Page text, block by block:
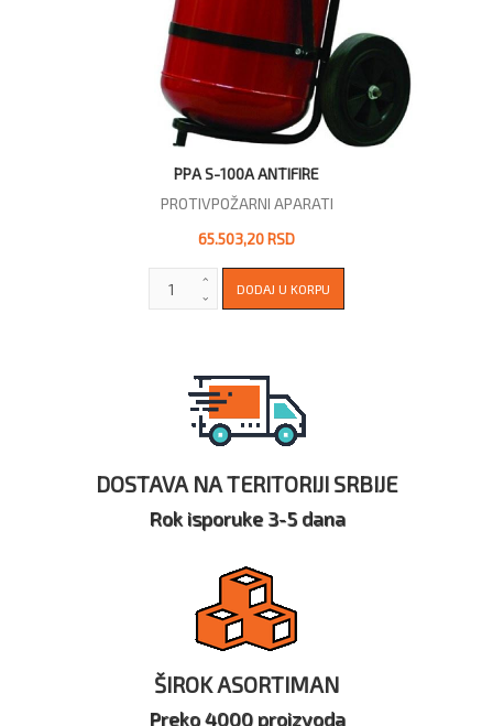
PPA S-100A ANTIFIRE
PROTIVPOŽARNI APARATI
65.503,20 RSD
DOSTAVA NA TERITORIJI SRBIJE
Rok isporuke 3-5 dana
ŠIROK ASORTIMAN
Preko 4000 proizvoda